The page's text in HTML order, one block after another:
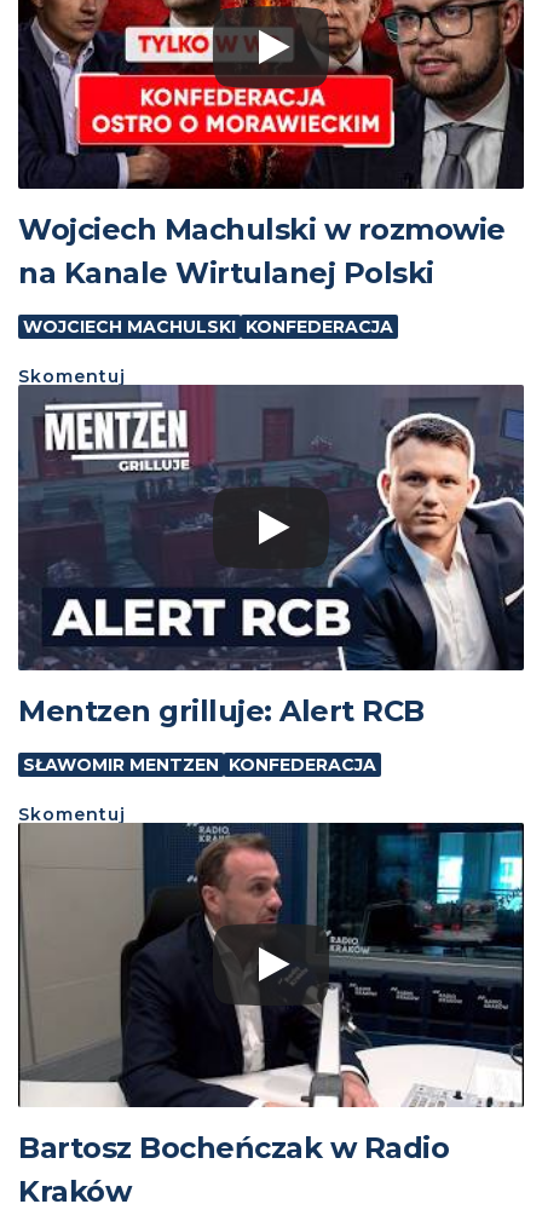
Wojciech Machulski w rozmowie
na Kanale Wirtulanej Polski
WOJCIECH MACHULSKI KONFEDERACJA
Skomentuj
Mentzen grilluje: Alert RCB
SŁAWOMIR MENTZEN KONFEDERACJA
Skomentuj
Bartosz Bocheńczak w Radio
Kraków